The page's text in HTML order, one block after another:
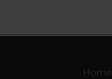
Home